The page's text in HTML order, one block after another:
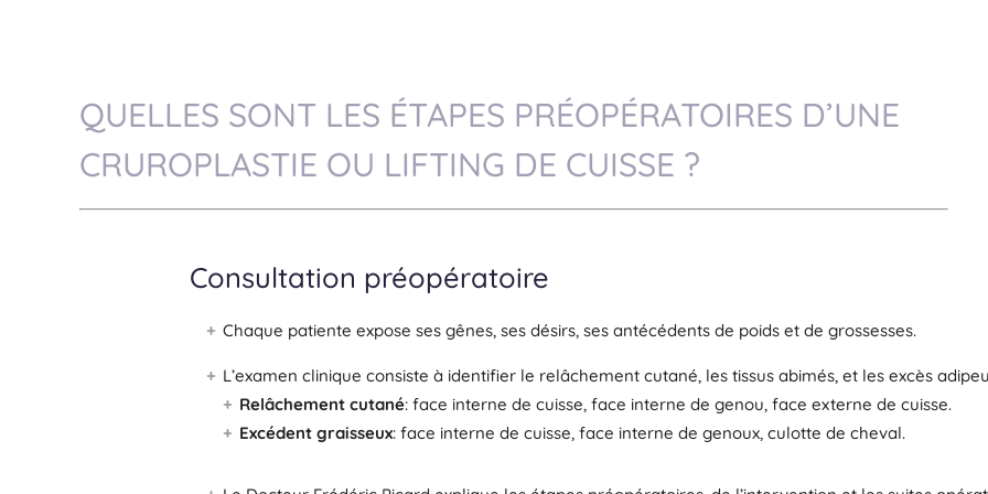
QUELLES SONT LES ÉTAPES PRÉOPÉRATOIRES D’UNE
CRUROPLASTIE OU LIFTING DE CUISSE ?
Consultation préopératoire
Chaque patiente expose ses gênes, ses désirs, ses antécédents de poids et de grossesses.
L’examen clinique consiste à identifier le relâchement cutané, les tissus abimés, et les excès
Relâchement cutané: face interne de cuisse, face interne de genou, face externe de cuisse.
Excédent graisseux: face interne de cuisse, face interne de genoux, culotte de cheval.